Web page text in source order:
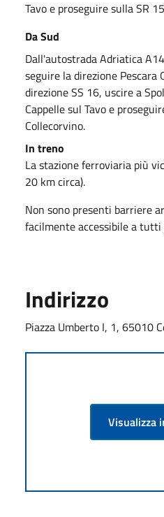
Tavo e proseguire sulla SR
Da Sud
Dall'autostrada Adriatica
seguire la direzione
direzione SS 16, uscire a
Cappelle sul Tavo e
Collecorvino.
In treno
La stazione ferroviaria più
20 km circa).
Non sono presenti barriere
facilmente accessibile a
Indirizzo
Piazza Umberto I, 1, 65010
Visualizza